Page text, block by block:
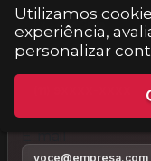
Utilizamos
experiência,
personalizar